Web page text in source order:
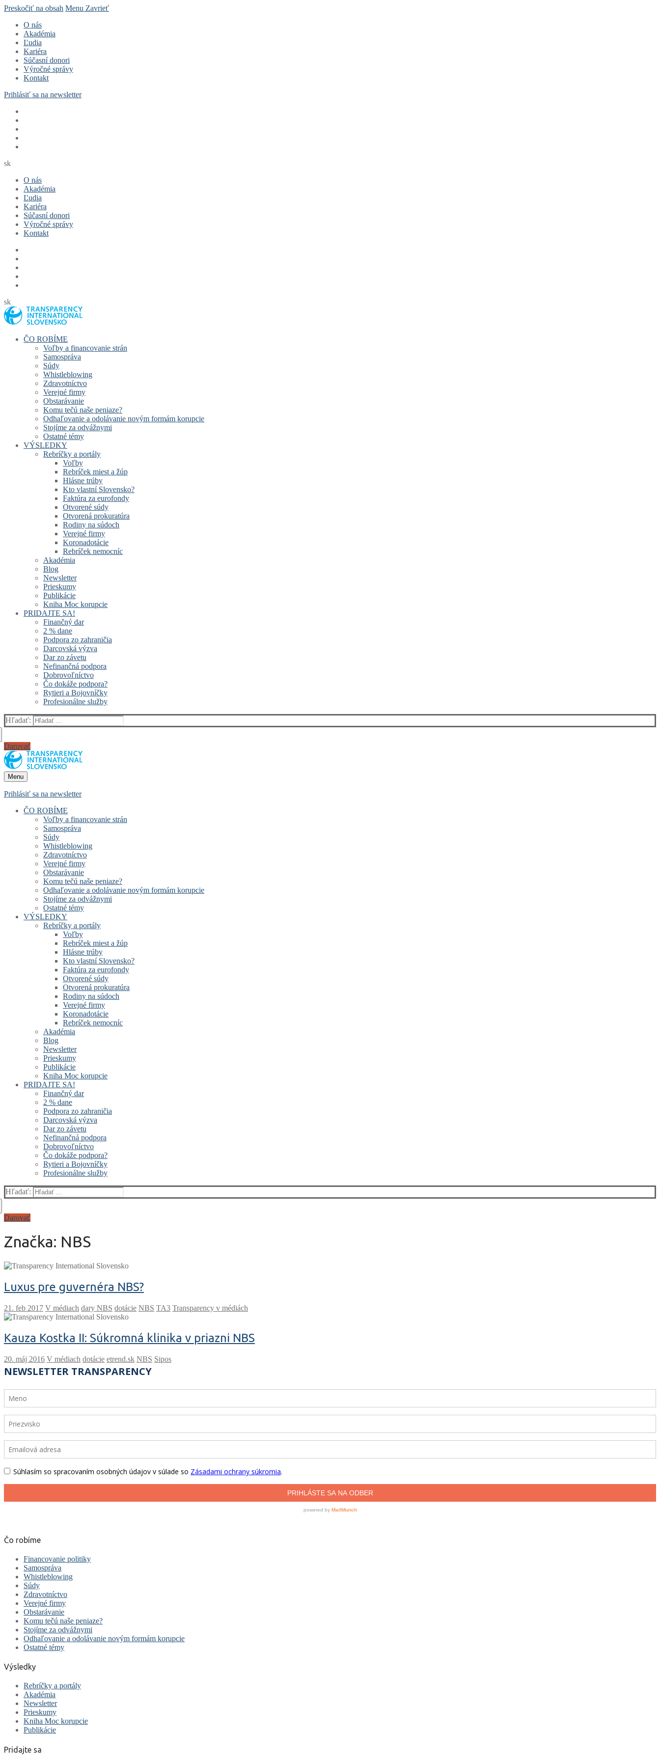
Preskočiť na obsah Menu Zavrieť
O nás
Akadémia
Ľudia
Kariéra
Súčasní donori
Výročné správy
Kontakt
Prihlásiť sa na newsletter
sk
O nás
Akadémia
Ľudia
Kariéra
Súčasní donori
Výročné správy
Kontakt
sk
ČO ROBÍME
Voľby a financovanie strán
Samospráva
Súdy
Whistleblowing
Zdravotníctvo
Verejné firmy
Obstarávanie
Komu tečú naše peniaze?
Odhaľovanie a odolávanie novým formám korupcie
Stojíme za odvážnymi
Ostatné témy
VÝSLEDKY
Rebríčky a portály
Voľby
Rebríček miest a žúp
Hlásne trúby
Kto vlastní Slovensko?
Faktúra za eurofondy
Otvorené súdy
Otvorená prokuratúra
Rodiny na súdoch
Verejné firmy
Koronadotácie
Rebríček nemocníc
Akadémia
Blog
Newsletter
Prieskumy
Publikácie
Kniha Moc korupcie
PRIDAJTE SA!
Finančný dar
2 % dane
Podpora zo zahraničia
Darcovská výzva
Dar zo závetu
Nefinančná podpora
Dobrovoľníctvo
Čo dokáže podpora?
Rytieri a Bojovníčky
Profesionálne služby
Hľadať:
Darovať
Menu
Prihlásiť sa na newsletter
ČO ROBÍME
Voľby a financovanie strán
Samospráva
Súdy
Whistleblowing
Zdravotníctvo
Verejné firmy
Obstarávanie
Komu tečú naše peniaze?
Odhaľovanie a odolávanie novým formám korupcie
Stojíme za odvážnymi
Ostatné témy
VÝSLEDKY
Rebríčky a portály
Voľby
Rebríček miest a žúp
Hlásne trúby
Kto vlastní Slovensko?
Faktúra za eurofondy
Otvorené súdy
Otvorená prokuratúra
Rodiny na súdoch
Verejné firmy
Koronadotácie
Rebríček nemocníc
Akadémia
Blog
Newsletter
Prieskumy
Publikácie
Kniha Moc korupcie
PRIDAJTE SA!
Finančný dar
2 % dane
Podpora zo zahraničia
Darcovská výzva
Dar zo závetu
Nefinančná podpora
Dobrovoľníctvo
Čo dokáže podpora?
Rytieri a Bojovníčky
Profesionálne služby
Hľadať:
Darovať
Značka: NBS
Luxus pre guvernéra NBS?
V médiach dary NBS dotácie NBS TA3 Transparency v médiách
Kauza Kostka II: Súkromná klinika v priazni NBS
V médiach dotácie etrend.sk NBS Sipos
Čo robíme
Financovanie politiky
Samospráva
Whistleblowing
Súdy
Zdravotníctvo
Verejné firmy
Obstarávanie
Komu tečú naše peniaze?
Stojíme za odvážnymi
Odhaľovanie a odolávanie novým formám korupcie
Ostatné témy
Výsledky
Rebríčky a portály
Akadémia
Newsletter
Prieskumy
Kniha Moc korupcie
Publikácie
Pridajte sa